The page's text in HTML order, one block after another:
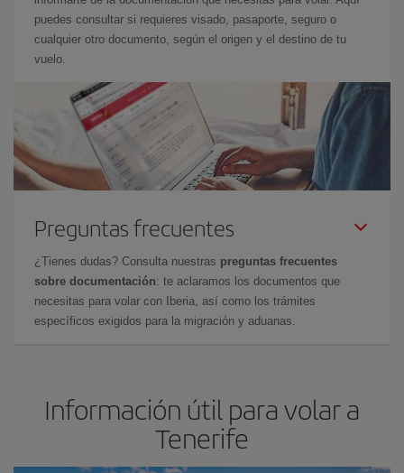
puedes consultar si requieres visado, pasaporte, seguro o
cualquier otro documento, según el origen y el destino de tu
vuelo.
Preguntas frecuentes
¿Tienes dudas? Consulta nuestras preguntas frecuentes
sobre documentación: te aclaramos los documentos que
necesitas para volar con Iberia, así como los trámites
específicos exigidos para la migración y aduanas.
Información útil para volar a
Tenerife